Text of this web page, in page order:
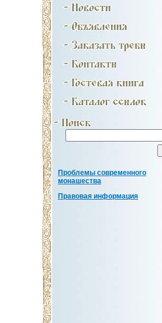
Проблемы современного
монашества
Правовая информация